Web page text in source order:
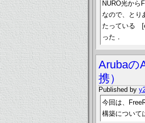
NURO光から
なので、とり
たっている
った．
Arubaの
携）
Published by
今回は、
構築について